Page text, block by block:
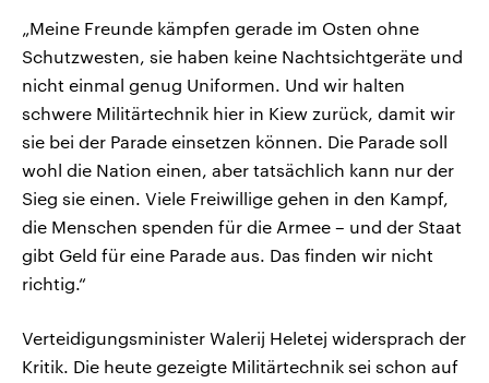
„Meine Freunde kämpfen gerade im Osten ohne
Schutzwesten, sie haben keine Nachtsichtgeräte und
nicht einmal genug Uniformen. Und wir halten
schwere Militärtechnik hier in Kiew zurück, damit wir
sie bei der Parade einsetzen können. Die Parade soll
wohl die Nation einen, aber tatsächlich kann nur der
Sieg sie einen. Viele Freiwillige gehen in den Kampf,
die Menschen spenden für die Armee – und der Staat
gibt Geld für eine Parade aus. Das finden wir nicht
richtig.“
Verteidigungsminister Walerij Heletej widersprach der
Kritik. Die heute gezeigte Militärtechnik sei schon auf